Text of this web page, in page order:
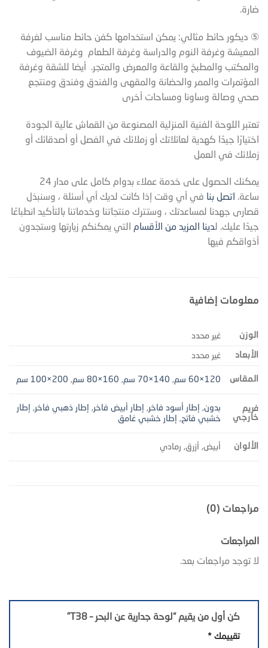
ضارة.
⑤ ديكور حائط مثالي: يمكن استخدامها كفن حائط مناسب لغرفة
المعيشة وغرفة النوم والدراسة وغرفة الطعام وغرفة الضيوف
والمكتب والمطبخ والقاعة والمعرض والمتجر. أيضا للشقة وغرفة
المؤتمرات والممر والحضانة والمقهى والفندق وفندق ومنتجع
صحي وصالة وساونا ومساحات أخرى
تعتبر اللوحة الفنية المنزلية المصنوعة من القماش عالية الجودة
اختيارًا جيدًا كهدية لعائلاتك أو زملائك في الفصل أو أصدقائك أو
زملائك في العمل
يمكنك الحصول على خدمة عملاء بدوام كامل على مدار 24
ساعة. اتصل بنا في أي وقت إذا كانت لديك أي أسئلة ، وسنبذل
قصارى جهدنا لمساعدتك ، وستترك منتجاتنا وخدماتنا بالتأكيد انطباعًا
جيدًا عليك. لدينا المزيد من الأقسام التي يمكنكم زيارتها وستجدون
أذواقكم فيها
معلومات إضافية
الوزن غير محدد
الأبعاد غير محدد
المقاس 120×60 سم , 140×70 سم , 160×80 سم , 200×100 سم
فريم
خارجي
بدون, إطار أسود فاخر, إطار أبيض فاخر, إطار ذهبي فاخر,
إطار
خشبي فاتح, إطار خشبي غامق
الألوان أبيض, أزرق, رمادي
مراجعات (0)
المراجعات
لا توجد مراجعات بعد.
كن أول من يقيم “لوحة جدارية عن البحر – T38”
تقييمك *